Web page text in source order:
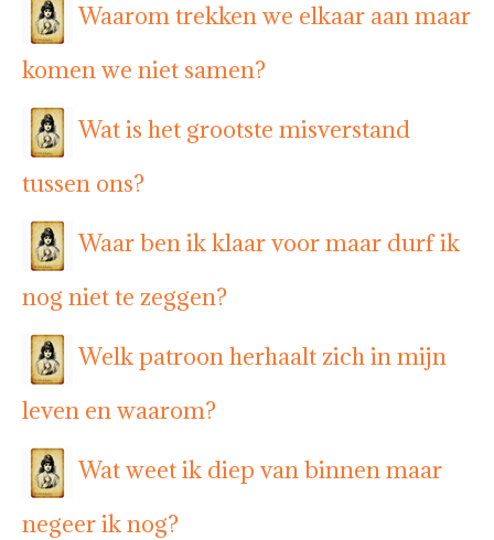
Waarom trekken we elkaar aan maar
komen we niet samen?
Wat is het grootste misverstand
tussen ons?
Waar ben ik klaar voor maar durf ik
nog niet te zeggen?
Welk patroon herhaalt zich in mijn
leven en waarom?
Wat weet ik diep van binnen maar
negeer ik nog?